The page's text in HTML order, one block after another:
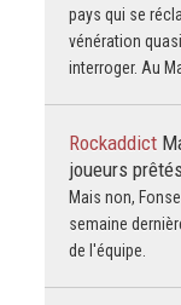
pays qui se
vénération
interroger. Au
Rockaddict
joueurs
Mais non,
semaine
de l'équipe.